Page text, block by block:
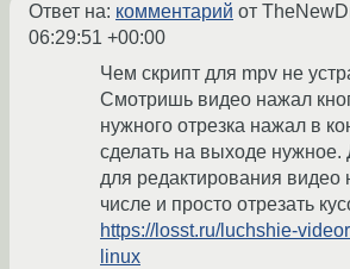
Ответ на: комментарий от
06:29:51 +00:00
Чем скрипт для mpv не
Смотришь видео нажал
нужного отрезка нажал в
сделать на выходе нужное.
для редактирования видео
числе и просто отрезать
https://losst.ru/luchshie-
linux